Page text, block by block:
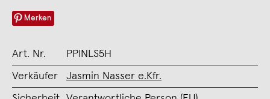
Merken
Art. Nr. PPINLS5H
Verkäufer Jasmin Nasser e.Kfr.